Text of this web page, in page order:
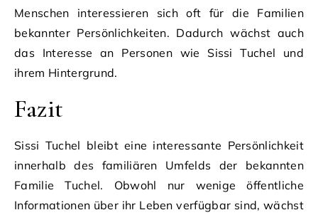
Menschen interessieren sich oft für die Familien
bekannter Persönlichkeiten. Dadurch wächst auch
das Interesse an Personen wie Sissi Tuchel und
ihrem Hintergrund.
Fazit
Sissi Tuchel bleibt eine interessante Persönlichkeit
innerhalb des familiären Umfelds der bekannten
Familie Tuchel. Obwohl nur wenige öffentliche
Informationen über ihr Leben verfügbar sind, wächst